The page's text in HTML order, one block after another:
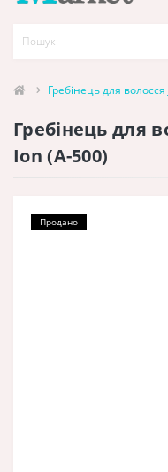
Гребінець для
Гребінець для
Ion (A-500)
Продано